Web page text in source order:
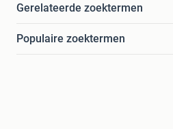
Gerelateerde zoektermen
Populaire zoektermen